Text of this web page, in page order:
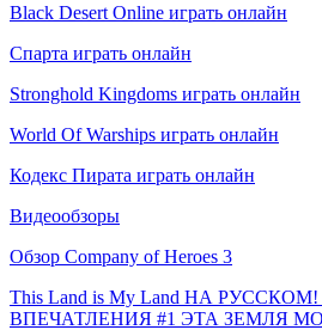
Black Desert Online играть онлайн
Спарта играть онлайн
Stronghold Kingdoms играть онлайн
World Of Warships играть онлайн
Кодекс Пирата играть онлайн
Видеообзоры
Обзор Company of Heroes 3
This Land is My Land НА
ВПЕЧАТЛЕНИЯ #1 ЭТА ЗЕМЛЯ